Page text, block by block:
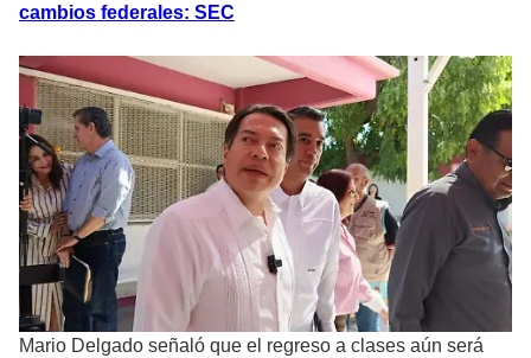
cambios federales: SEC
Mario Delgado señaló que el regreso a clases aún será